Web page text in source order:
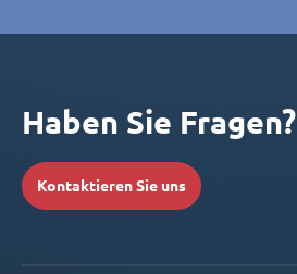
Haben Sie Fragen?
Kontaktieren Sie uns